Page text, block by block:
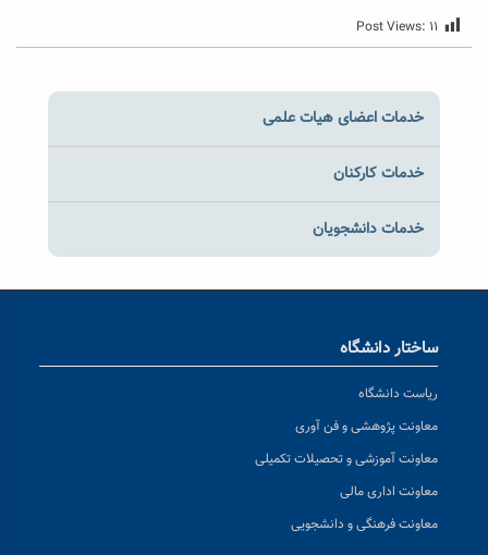
Post Views: ۱۱
خدمات اعضای هیات علمی
خدمات کارکنان
خدمات دانشجویان
ساختار دانشگاه
ریاست دانشگاه
معاونت پژوهشی و فن آوری
معاونت آموزشی و تحصیلات تکمیلی
معاونت اداری مالی
معاونت فرهنگی و دانشجویی